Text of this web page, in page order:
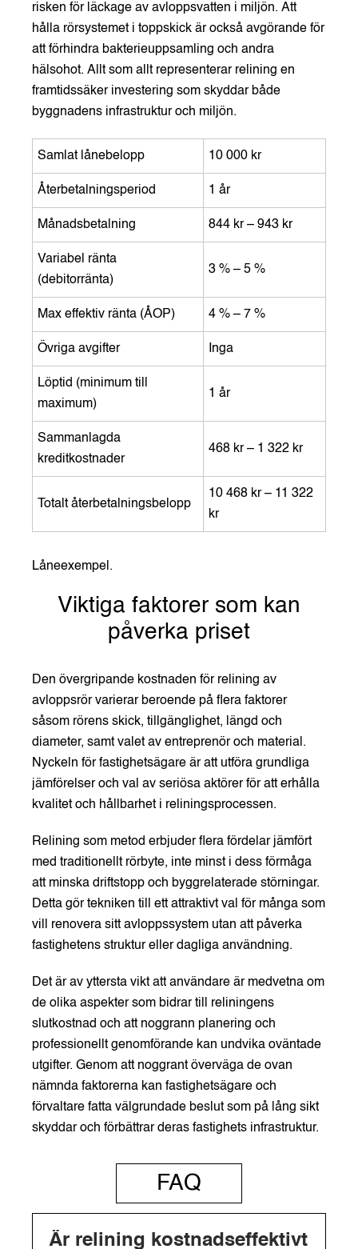
risken för läckage av avloppsvatten i miljön. Att
hålla rörsystemet i toppskick är också avgörande för
att förhindra bakterieuppsamling och andra
hälsohot. Allt som allt representerar relining en
framtidssäker investering som skyddar både
byggnadens infrastruktur och miljön.
Samlat lånebelopp 10 000 kr
Återbetalningsperiod 1 år
Månadsbetalning 844 kr – 943 kr
Variabel ränta
(debitorränta)
3 % – 5 %
Max effektiv ränta (ÅOP) 4 % – 7 %
Övriga avgifter Inga
Löptid (minimum till
maximum)
1 år
Sammanlagda
kreditkostnader
468 kr – 1 322 kr
Totalt återbetalningsbelopp
10 468 kr – 11 322
kr
Låneexempel.
Viktiga faktorer som kan
påverka priset
Den övergripande kostnaden för relining av
avloppsrör varierar beroende på flera faktorer
såsom rörens skick, tillgänglighet, längd och
diameter, samt valet av entreprenör och material.
Nyckeln för fastighetsägare är att utföra grundliga
jämförelser och val av seriösa aktörer för att erhålla
kvalitet och hållbarhet i reliningsprocessen.
Relining som metod erbjuder flera fördelar jämfört
med traditionellt rörbyte, inte minst i dess förmåga
att minska driftstopp och byggrelaterade störningar.
Detta gör tekniken till ett attraktivt val för många som
vill renovera sitt avloppssystem utan att påverka
fastighetens struktur eller dagliga användning.
Det är av yttersta vikt att användare är medvetna om
de olika aspekter som bidrar till reliningens
slutkostnad och att noggrann planering och
professionellt genomförande kan undvika oväntade
utgifter. Genom att noggrant överväga de ovan
nämnda faktorerna kan fastighetsägare och
förvaltare fatta välgrundade beslut som på lång sikt
skyddar och förbättrar deras fastighets infrastruktur.
FAQ
Är relining kostnadseffektivt